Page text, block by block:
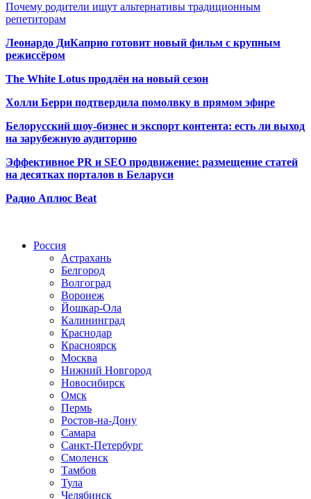
Почему родители ищут альтернативы традиционным
репетиторам
Леонардо ДиКаприо готовит новый фильм с крупным
режиссёром
The White Lotus продлён на новый сезон
Холли Берри подтвердила помолвку в прямом эфире
Белорусский шоу-бизнес и экспорт контента: есть ли выход
на зарубежную аудиторию
Эффективное PR и SEO продвижение: размещение статей
на десятках порталов в Беларуси
Радио Аплюс Beat
Россия
Астрахань
Белгород
Волгоград
Воронеж
Йошкар-Ола
Калининград
Краснодар
Красноярск
Москва
Нижний Новгород
Новосибирск
Омск
Пермь
Ростов-на-Дону
Самара
Санкт-Петербург
Смоленск
Тамбов
Тула
Челябинск